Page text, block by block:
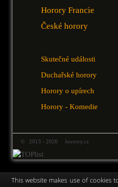
Horory Francie
České horory
Skutečné události
Duchařské horory
Horory o upírech
Horory - Komedie
© 2013 - 2026 horrory.cz
This website makes use of cookies